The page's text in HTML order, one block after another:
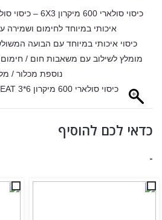
איכותי במיוחד לחימום
כיסוי איכותי במיוחד עם הבועה
מומלץ לשילוב עם משאבות חום / חימום
נוספת מכלור /
כיסוי סולארי 600 מיקרון 6*3 SUPER HEAT מוסטנג
כדאי לכם להוסיף
-